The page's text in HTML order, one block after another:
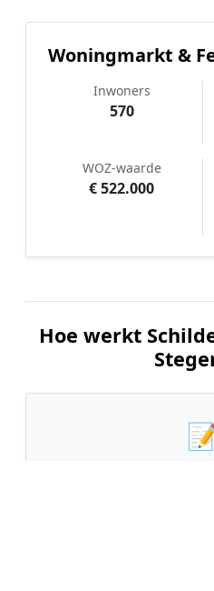
Woningmarkt &
Inwoners
570
WOZ-waarde
€ 522.000
Hoe werkt